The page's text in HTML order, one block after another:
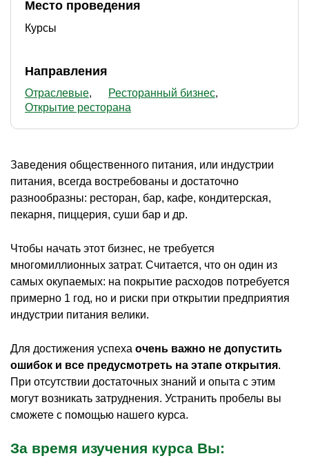
Место проведения
Курсы
Направления
Отраслевые
Ресторанный бизнес
Открытие ресторана
Заведения общественного питания, или индустрии
питания, всегда востребованы и достаточно
разнообразны: ресторан, бар, кафе, кондитерская,
пекарня, пиццерия, суши бар и др.
Чтобы начать этот бизнес, не требуется
многомиллионных затрат. Считается, что он один из
самых окупаемых: на покрытие расходов потребуется
примерно 1 год, но и риски при открытии предприятия
индустрии питания велики.
Для достижения успеха очень важно не допустить
ошибок и все предусмотреть на этапе открытия.
При отсутствии достаточных знаний и опыта с этим
могут возникать затруднения. Устранить пробелы вы
сможете с помощью нашего курса.
За время изучения курса Вы: